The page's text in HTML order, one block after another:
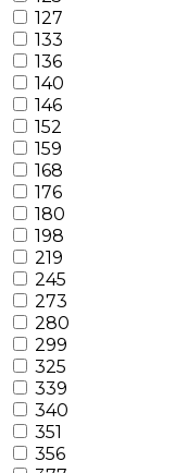
127
133
136
140
146
152
159
168
176
180
198
219
245
273
280
299
325
339
340
351
356